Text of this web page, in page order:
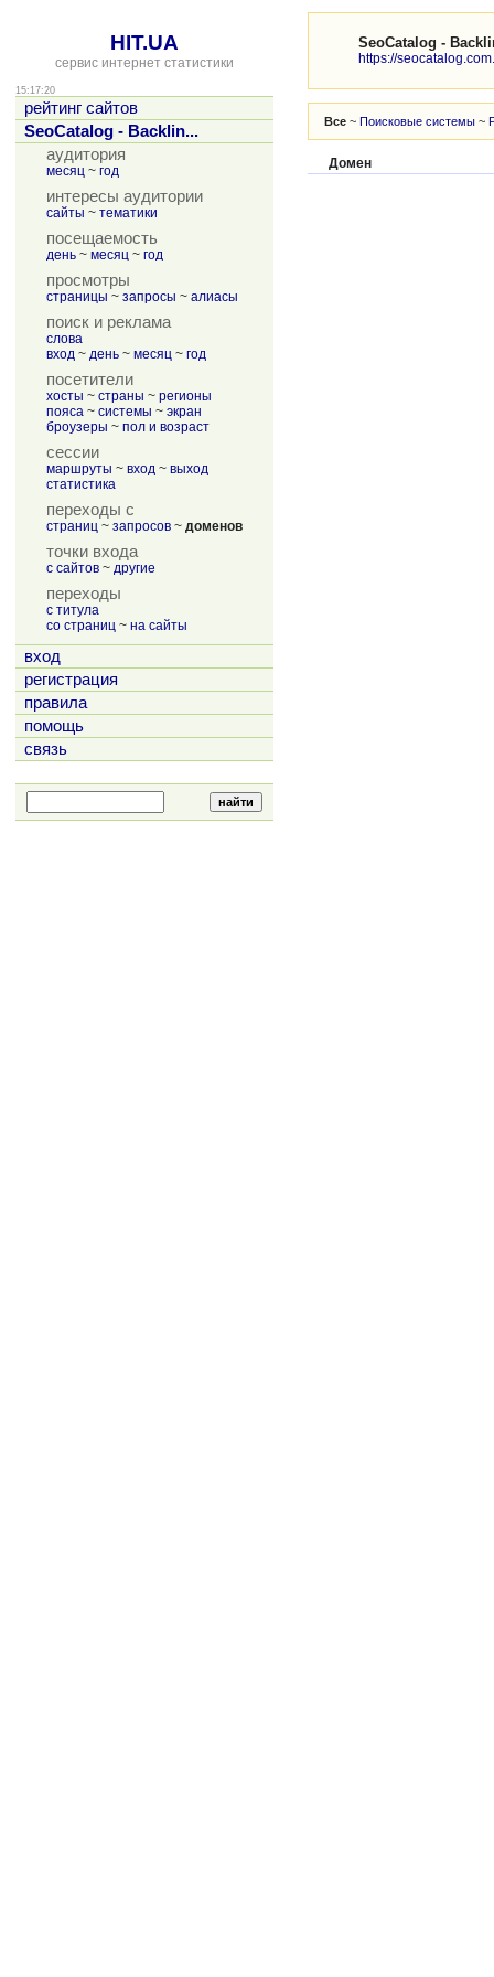
HIT.UA
сервис интернет статистики
15:17:20
рейтинг сайтов
SeoCatalog - Backlin...
аудитория
месяц ~ год
интересы аудитории
сайты ~ тематики
посещаемость
день ~ месяц ~ год
просмотры
страницы ~ запросы ~ алиасы
поиск и реклама
слова
вход ~ день ~ месяц ~ год
посетители
хосты ~ страны ~ регионы
пояса ~ системы ~ экран
броузеры ~ пол и возраст
сессии
маршруты ~ вход ~ выход
статистика
переходы с
страниц ~ запросов ~ доменов
точки входа
с сайтов ~ другие
переходы
с титула
со страниц ~ на сайты
вход
регистрация
правила
помощь
связь
SeoCatalog -
https://
Все ~ Поисковые системы ~
Домен